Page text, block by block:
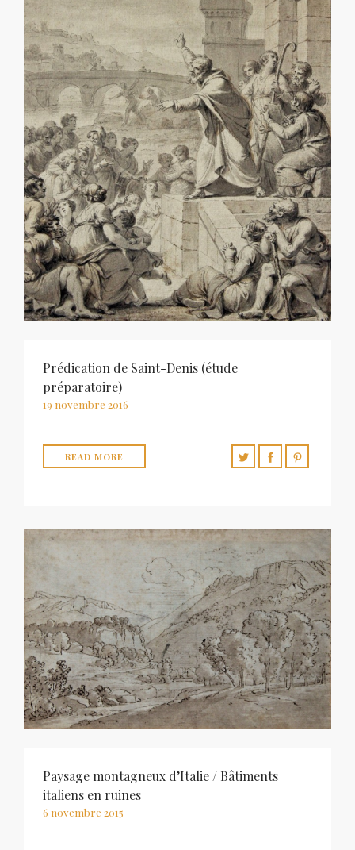
Prédication de Saint-Denis (étude
préparatoire)
19 novembre 2016
READ MORE
Paysage montagneux d’Italie / Bâtiments
italiens en ruines
6 novembre 2015